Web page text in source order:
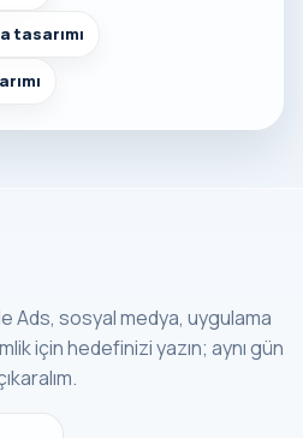
tasarımı
Ads, sosyal medya, uygulama
için hedefinizi yazın; aynı gün